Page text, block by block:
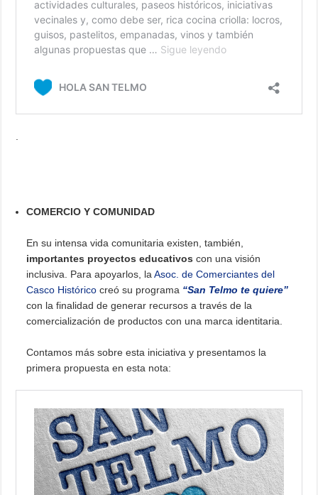
COMERCIO Y COMUNIDAD
En su intensa vida comunitaria existen, también,
importantes proyectos educativos con una visión
inclusiva. Para apoyarlos, laAsoc. de Comerciantes del
Casco Histórico creó su programa “San Telmo te quiere”
con la finalidad de generar recursos a través de la
comercialización de productos con una marca identitaria.
Contamos más sobre esta iniciativa y presentamos la
primera propuesta en esta nota: